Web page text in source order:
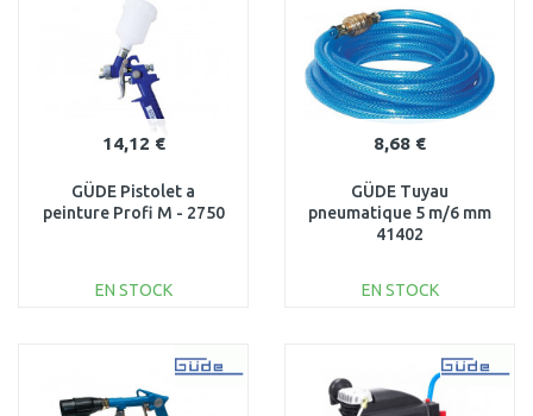
14,12 €
GÜDE Pistolet a
peinture Profi M - 2750
EN STOCK
Au comparatif
8,68 €
GÜDE Tuyau
pneumatique 5 m/6 mm
41402
EN STOCK
Au comparatif